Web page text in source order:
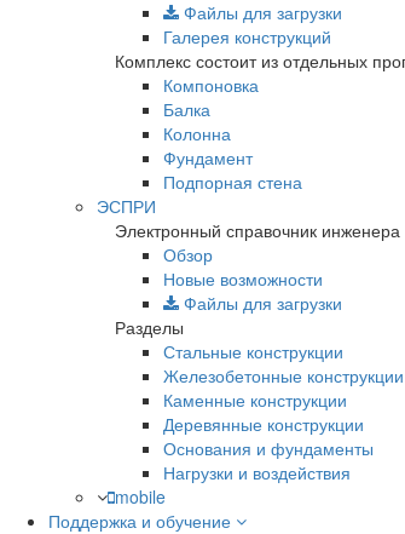
Файлы для загрузки
Галерея конструкций
Комплекс состоит из отдельных
Компоновка
Балка
Колонна
Фундамент
Подпорная стена
ЭСПРИ
Электронный справочник инженера
Обзор
Новые возможности
Файлы для загрузки
Разделы
Стальные конструкции
Железобетонные конструкции
Каменные конструкции
Деревянные конструкции
Основания и фундаменты
Нагрузки и воздействия
mobile
Поддержка и обучение